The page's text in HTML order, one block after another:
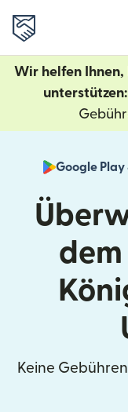
Wir helfen Ihnen,
Google Play
Keine